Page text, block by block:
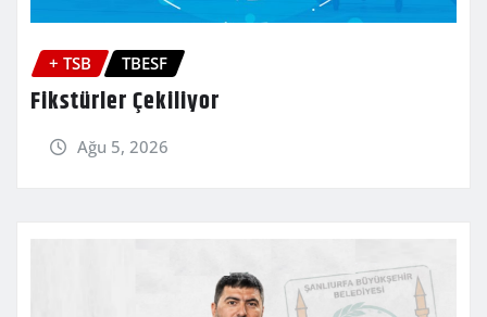
+ TSB TBESF
Fikstürler Çekiliyor
Ağu 5, 2026